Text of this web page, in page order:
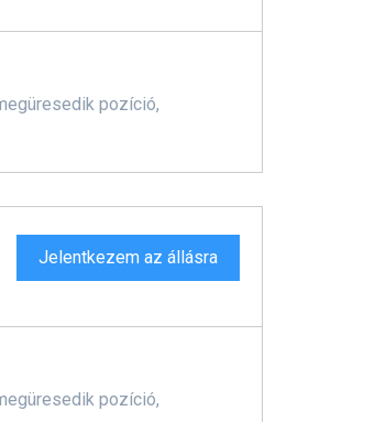
pozíció,
Jelentkezem az állásra
pozíció,